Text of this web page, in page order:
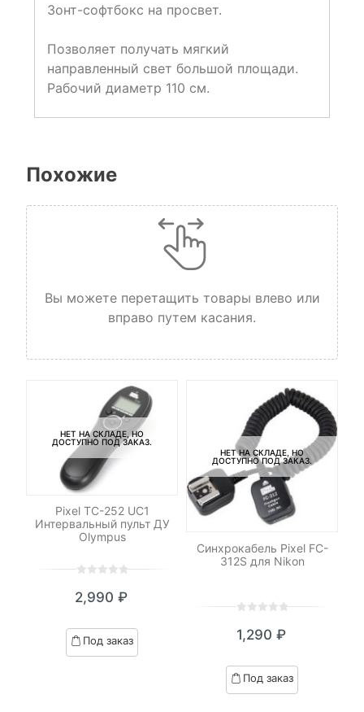
Зонт-софтбокс на просвет.
Позволяет получать мягкий
направленный свет большой площади.
Рабочий диаметр 110 см.
Похожие
Вы можете перетащить товары влево или
вправо путем касания.
НЕТ НА СКЛАДЕ, НО
ДОСТУПНО ПОД ЗАКАЗ.
Pixel TC-252 UC1
Интервальный пульт ДУ
Olympus
out
based
on
2,990 ₽
Под заказ
НЕТ НА СКЛАДЕ, НО
ДОСТУПНО ПОД ЗАКАЗ.
Синхрокабель Pixel FC-
312S для Nikon
out
based
on
1,290 ₽
Под заказ